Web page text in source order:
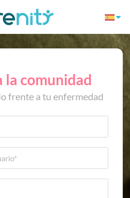
la comunidad
frente a tu enfermedad